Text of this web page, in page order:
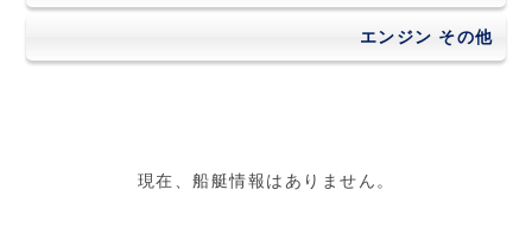
個人情報保護方針
エンジン その他
現在、船艇情報はありません。